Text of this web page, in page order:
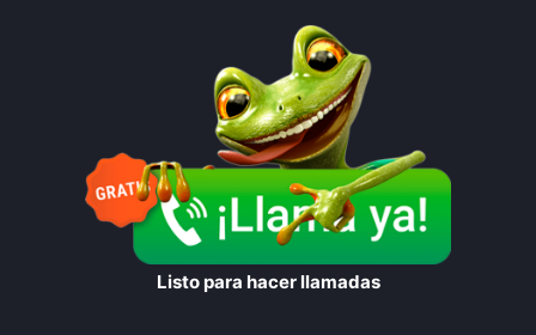
Listo para hacer llamadas